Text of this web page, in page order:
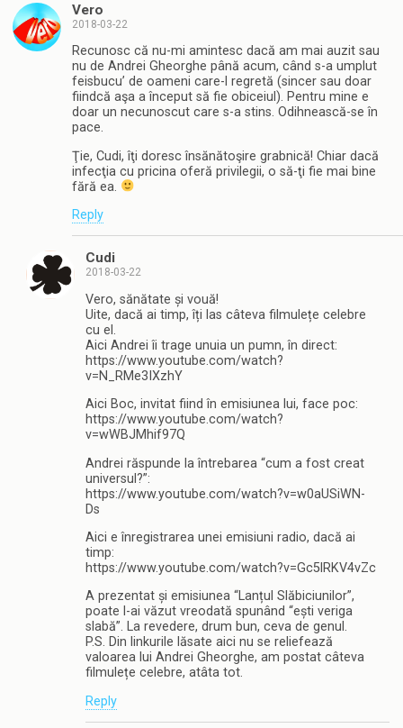
Vero
2018-03-22
Recunosc că nu-mi amintesc dacă am mai auzit sau
nu de Andrei Gheorghe până acum, când s-a umplut
feisbucu’ de oameni care-l regretă (sincer sau doar
fiindcă aşa a început să fie obiceiul). Pentru mine e
doar un necunoscut care s-a stins. Odihnească-se în
pace.
Ţie, Cudi, îţi doresc însănătoşire grabnică! Chiar dacă
infecţia cu pricina oferă privilegii, o să-ţi fie mai bine
fără ea.
Reply
Cudi
2018-03-22
Vero, sănătate și vouă!
Uite, dacă ai timp, îți las câteva filmulețe celebre
cu el.
Aici Andrei îi trage unuia un pumn, în direct:
https://www.youtube.com/watch?
v=N_RMe3IXzhY
Aici Boc, invitat fiind în emisiunea lui, face poc:
https://www.youtube.com/watch?
v=wWBJMhif97Q
Andrei răspunde la întrebarea “cum a fost creat
universul?”:
https://www.youtube.com/watch?v=w0aUSiWN-
Ds
Aici e înregistrarea unei emisiuni radio, dacă ai
timp:
https://www.youtube.com/watch?v=Gc5lRKV4vZc
A prezentat și emisiunea “Lanțul Slăbiciunilor”,
poate l-ai văzut vreodată spunând “ești veriga
slabă”. La revedere, drum bun, ceva de genul.
P.S. Din linkurile lăsate aici nu se reliefează
valoarea lui Andrei Gheorghe, am postat câteva
filmulețe celebre, atâta tot.
Reply